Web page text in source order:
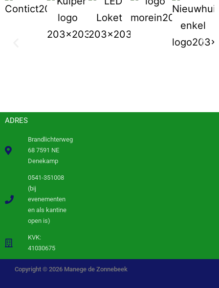
ADRES
Brandlichterweg
68 7591 NE
Denekamp
0541-351008
(bij
evenementen
en als kantine
open is)
KVK:
41030675
Copyright © 2026 Manege de Zonnebeek